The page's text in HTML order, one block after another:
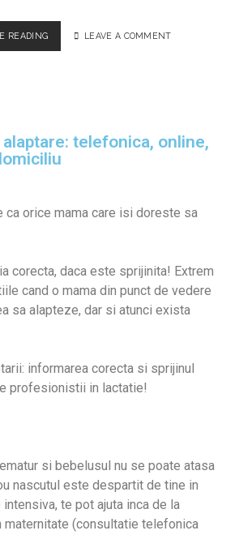
READING LEAVE A COMMENT
telefonica, online,
ca orice mama care isi doreste sa
corecta, daca este sprijinita! Extrem
cand o mama din punct de vedere
sa alapteze, dar si atunci exista
informarea corecta si sprijinul
profesionistii in lactatie!
si bebelusul nu se poate atasa
nascutul este despartit de tine in
te pot ajuta inca de la
maternitate (consultatie telefonica